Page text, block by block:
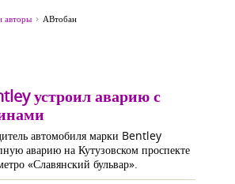
авторы АВтобан
устроил аварию с
автомобиля марки Bentley
аварию на Кутузовском проспекте
«Славянский бульвар».